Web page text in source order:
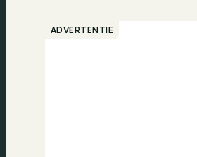
ADVERTENTIE